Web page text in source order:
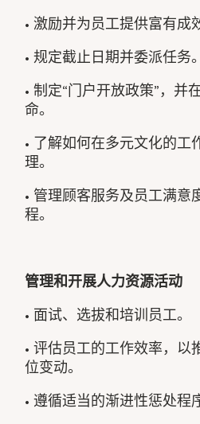
• 激励并为员工提供富有成
• 规定截止日期并委派任务。
• 制定“门户开放政策”，并
命。
• 了解如何在多元文化的工
理。
• 管理顾客服务及员工满意
程。
管理和开展人力资源活动
• 面试、选拔和培训员工。
• 评估员工的工作效率，以
位变动。
• 遵循适当的渐进性惩处程